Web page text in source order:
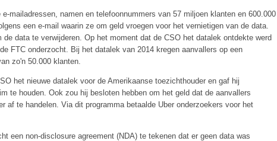
mailadressen, namen en telefoonnummers van 57 miljoen klanten en 600.000
een e-mail waarin ze om geld vroegen voor het vernietigen van de data.
de data te verwijderen. Op het moment dat de CSO het datalek ontdekte werd
FTC onderzocht. Bij het datalek van 2014 kregen aanvallers op een
zo'n 50.000 klanten.
het nieuwe datalek voor de Amerikaanse toezichthouder en gaf hij
te houden. Ook zou hij besloten hebben om het geld dat de aanvallers
af te handelen. Via dit programma betaalde Uber onderzoekers voor het
een non-disclosure agreement (NDA) te tekenen dat er geen data was